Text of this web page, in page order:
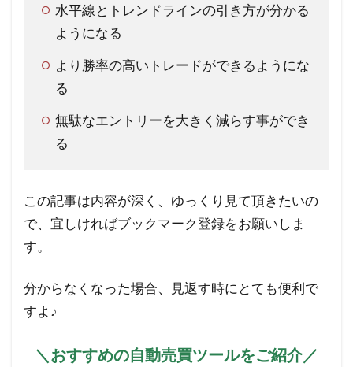
水平線とトレンドラインの引き方が分かる
ようになる
より勝率の高いトレードができるようにな
る
無駄なエントリーを大きく減らす事ができ
る
この記事は内容が深く、ゆっくり見て頂きたいの
で、宜しければブックマーク登録をお願いしま
す。
分からなくなった場合、見返す時にとても便利で
すよ♪
＼おすすめの自動売買ツールをご紹介／